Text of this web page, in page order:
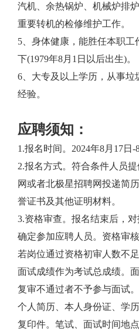
汽机、余热锅炉、机械炉排
重要转机的检修维护工作。
5、身体健康，能胜任本职工
下(1979年8月1日以后出生)。
6、大专及以上学历，从事垃
经验。
应聘须知：
1.报名时间。2024年8月17日-
2.报名方式。符合条件人员
网或者北极星招聘网投递简
誉证书及其他证明材料。
3.资格审查。报名结束后，
确定参加应聘人员。资格审
若岗位通过资格初审人数不
面试成绩作为考试总成绩。
复审不通过者不予参与面试
个人简历、本人身份证、学
复印件。笔试、面试时间地点